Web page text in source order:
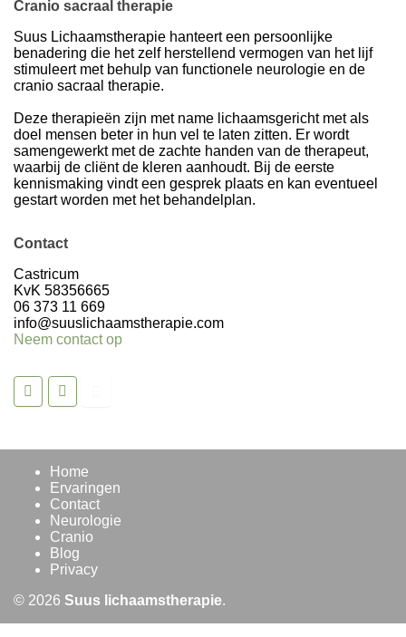
Cranio sacraal therapie
Suus Lichaamstherapie hanteert een persoonlijke
benadering die het zelf herstellend vermogen van het lijf
stimuleert met behulp van functionele neurologie en de
cranio sacraal therapie.
Deze therapieën zijn met name lichaamsgericht met als
doel mensen beter in hun vel te laten zitten. Er wordt
samengewerkt met de zachte handen van de therapeut,
waarbij de cliënt de kleren aanhoudt. Bij de eerste
kennismaking vindt een gesprek plaats en kan eventueel
gestart worden met het behandelplan.
Contact
Castricum
KvK 58356665
06 373 11 669
info@suuslichaamstherapie.com
Neem contact op
Home
Ervaringen
Contact
Neurologie
Cranio
Blog
Privacy
© 2026 Suus lichaamstherapie.